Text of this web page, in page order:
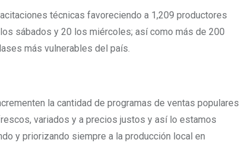
técnicas favoreciendo a 1,209 productores
sábados y 20 los miércoles; así como más de 200
más vulnerables del país.
la cantidad de programas de ventas populares
variados y a precios justos y así lo estamos
y priorizando siempre a la producción local en